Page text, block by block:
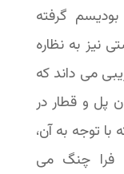
گرفته
نیز به نظاره
می داند که
پل و قطار در
توجه به آن،
فرا چنگ مى